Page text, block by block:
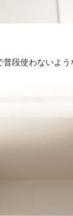
普段使わないよう